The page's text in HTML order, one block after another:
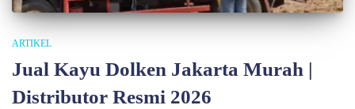
ARTIKEL
Jual Kayu Dolken Jakarta Murah |
Distributor Resmi 2026